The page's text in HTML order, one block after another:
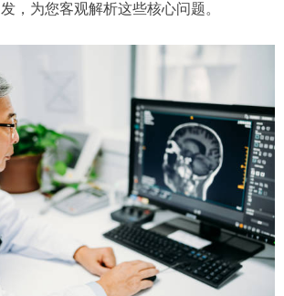
，为您客观解析这些核心问题。